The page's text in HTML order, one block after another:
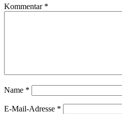
Kommentar *
Name *
E-Mail-Adresse *